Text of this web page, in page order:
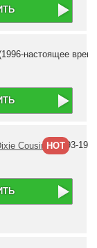
настоящее
Cousins(1993-
HOT